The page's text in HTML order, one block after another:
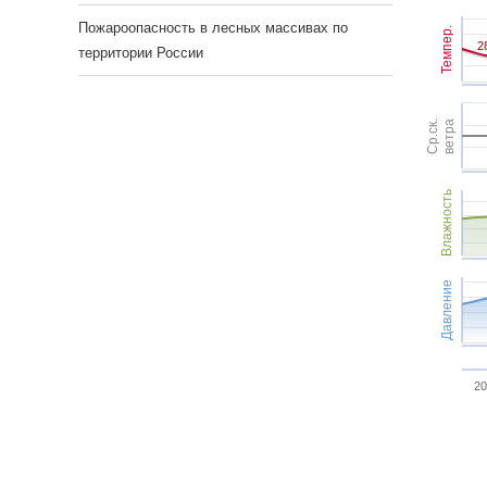
Темпер.
Ср.ск.ветра
Влажность
Давление
Пожароопасность в лесных массивах по
территории России